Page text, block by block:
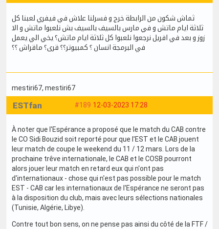
ثماش شكون من الرابطة خرج و فسرلنا علاش في فيفري لعبنا كل
ثلاثة ايام ماتش و في مارس بالسيف بالسيف بش نلعبوا ماتش و الا
زوز و بعد في افريل نرجعوا نلعبوا كل ثلاثة ايام ماتش؟ يخي الي يعمل
في البرمجة انسان ؟ كمبيوتر؟؟ قرى؟ ماقراش ؟؟
mestiri67, mestiri67
#189 12-03-2023 17:28
ESTfan
À noter que l'Espérance a proposé que le match du CAB contre
le CO Sidi Bouzid soit reporté pour que l'EST et le CAB jouent
leur match de coupe le weekend du 11 / 12 mars. Lors de la
prochaine trêve internationale, le CAB et le COSB pourront
alors jouer leur match en retard eux qui n'ont pas
d'internationaux - chose qui n'est pas possible pour le match
EST - CAB car les internationaux de l'Espérance ne seront pas
à la disposition du club, mais avec leurs sélections nationales
(Tunisie, Algérie, Libye).
Contre tout bon sens, on ne pense pas ainsi du côté de la FTF /